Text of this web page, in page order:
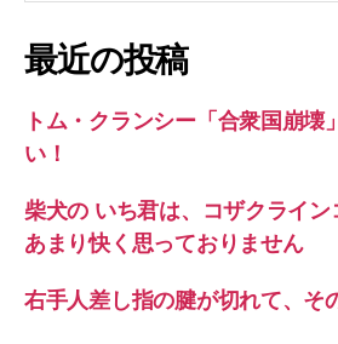
象:
最近の投稿
トム・クランシー「合衆国崩壊
い！
柴犬の いち君は、コザクライ
あまり快く思っておりません
右手人差し指の腱が切れて、そ